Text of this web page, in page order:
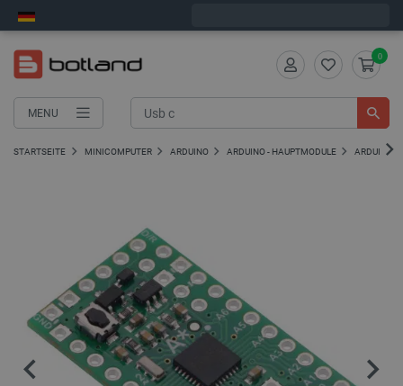
MENU
0
STARTSEITE MINICOMPUTER ARDUINO ARDUINO - HAUPTMODULE ARDUINO-